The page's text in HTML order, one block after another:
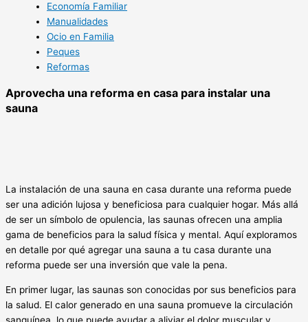
Economía Familiar
Manualidades
Ocio en Familia
Peques
Reformas
Aprovecha una reforma en casa para instalar una
sauna
La instalación de una sauna en casa durante una reforma puede
ser una adición lujosa y beneficiosa para cualquier hogar. Más allá
de ser un símbolo de opulencia, las saunas ofrecen una amplia
gama de beneficios para la salud física y mental. Aquí exploramos
en detalle por qué agregar una sauna a tu casa durante una
reforma puede ser una inversión que vale la pena.
En primer lugar, las saunas son conocidas por sus beneficios para
la salud. El calor generado en una sauna promueve la circulación
sanguínea, lo que puede ayudar a aliviar el dolor muscular y